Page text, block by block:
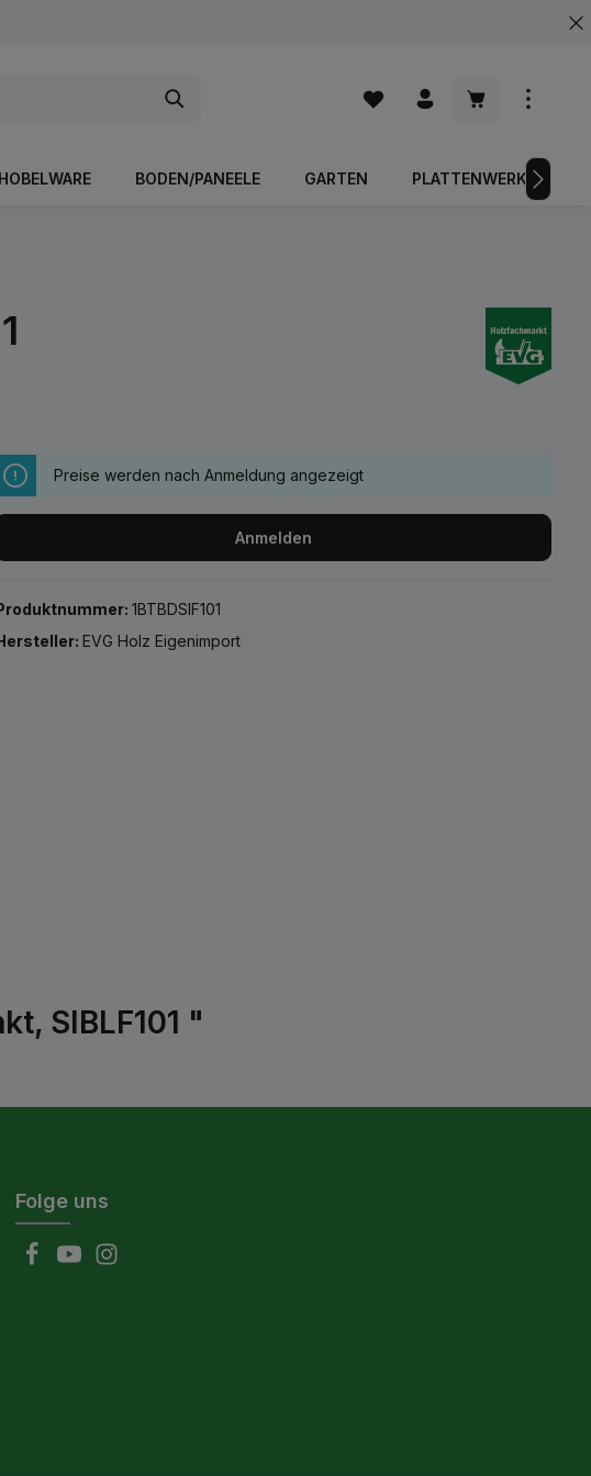
Warenkorb
HOBELWARE BODEN/PANEELE GARTEN PLATTENWERKSTOFFE
Preise werden nach Anmeldung angezeigt
Anmelden
1BTBDSIF101
EVG Holz Eigenimport
SIBLF101 "
Folge uns